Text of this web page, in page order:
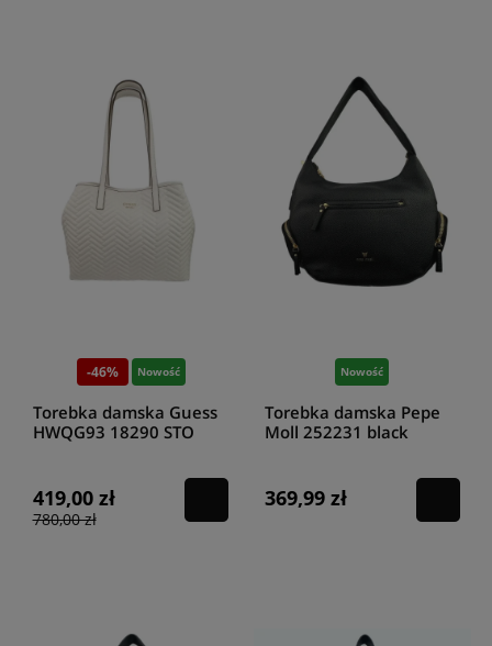
-46% Nowość
Torebka damska Guess
HWQG93 18290 STO
419,00 zł
780,00 zł
Nowość
Torebka damska Pepe
Moll 252231 black
369,99 zł